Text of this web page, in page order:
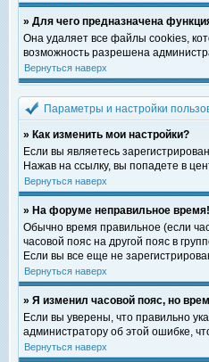
» Для чего предназначена
Она удаляет все файлы cookies,
возможность разрешена
Вернуться наверх
Параметры и настройки
» Как изменить мои настройки?
Если вы являетесь
Нажав на ссылку, вы попадете в
Вернуться наверх
» На форуме неправильное время!
Обычно время правильное (если
часовой пояс на другой пояс в
Если вы все еще не
Вернуться наверх
» Я изменил часовой пояс, но
Если вы уверены, что правильно
администратору об этой ошибке,
Вернуться наверх